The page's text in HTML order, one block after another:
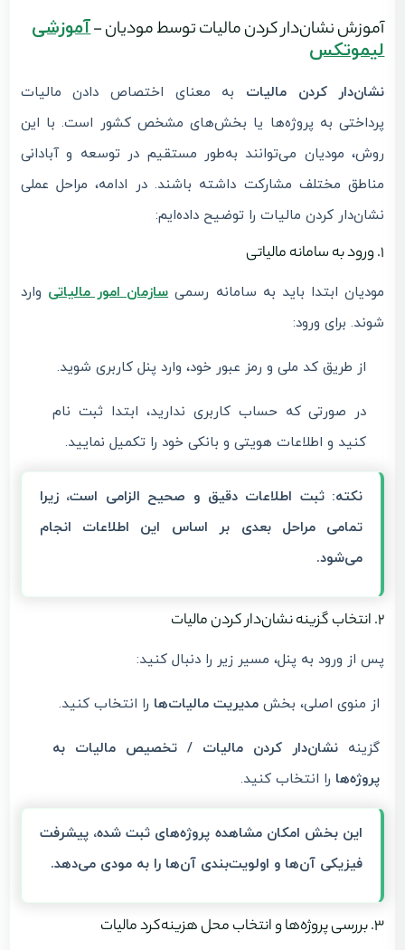
آموزش نشان‌دار کردن مالیات توسط مودیان -آموزشی
لیموتکس
نشان‌دار کردن مالیات به معنای اختصاص دادن مالیات
پرداختی به پروژه‌ها یا بخش‌های مشخص کشور است. با این
روش، مودیان می‌توانند به‌طور مستقیم در توسعه و آبادانی
مناطق مختلف مشارکت داشته باشند. در ادامه، مراحل عملی
نشان‌دار کردن مالیات را توضیح داده‌ایم:
۱. ورود به سامانه مالیاتی
مودیان ابتدا باید به سامانه رسمیسازمان امور مالیاتی وارد
شوند. برای ورود:
از طریق کد ملی و رمز عبور خود، وارد پنل کاربری شوید.
در صورتی که حساب کاربری ندارید، ابتدا ثبت نام
کنید و اطلاعات هویتی و بانکی خود را تکمیل نمایید.
نکته: ثبت اطلاعات دقیق و صحیح الزامی است، زیرا
تمامی مراحل بعدی بر اساس این اطلاعات انجام
می‌شود.
۲. انتخاب گزینه نشان‌دار کردن مالیات
پس از ورود به پنل، مسیر زیر را دنبال کنید:
از منوی اصلی، بخش مدیریت مالیات‌ها را انتخاب کنید.
گزینه نشان‌دار کردن مالیات / تخصیص مالیات به
پروژه‌ها را انتخاب کنید.
این بخش امکان مشاهده پروژه‌های ثبت شده، پیشرفت
فیزیکی آن‌ها و اولویت‌بندی آن‌ها را به مودی می‌دهد.
۳. بررسی پروژه‌ها و انتخاب محل هزینه‌کرد مالیات